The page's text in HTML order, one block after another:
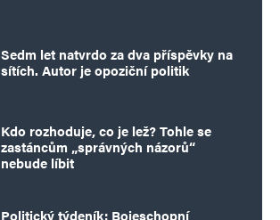
Sedm let natvrdo za dva příspěvky na
sítích. Autor je opoziční politik
Kdo rozhoduje, co je lež? Tohle se
zastáncům „správných názorů“
nebude líbit
Politický týdeník: Bojeschopní